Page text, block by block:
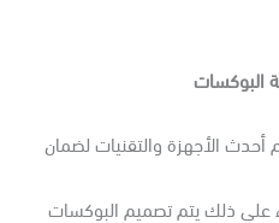
الأجهزة والتقنيات لضمان
ذلك يتم تصميم البوكسات